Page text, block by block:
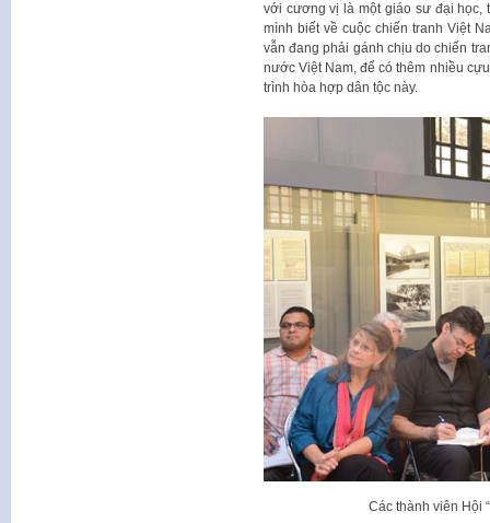
với cương vị là một giáo sư đại học,
mình biết về cuộc chiến tranh Việt
vẫn đang phải gánh chịu do chiến
nước Việt Nam, để có thêm nhiều
trình hòa hợp dân tộc này.
Các thành viên Hội